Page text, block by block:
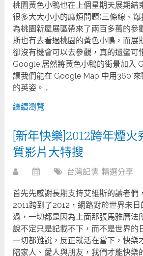
桃園黃色小鴨也在上個星期天展期結
很多大大小小的麻煩問題(三條線、
為桃園新屋展區帶來了兩百多萬的參
斯也有去看過桃園的黃色小鴨，而展
卻沒有機會可以去參觀，真的還蠻可
Google 居然將黃色小鴨的街景加入
讓我們能在 Google Map 中用360°
的英姿。...
繼續瀏覽
[新年快樂]2012跨年煙火
質影片大特搜
台灣記情,精選分享
首先先感謝長期支持艾維斯的讀者們
2011跨到了2012，網路對於世界未
過，一切都是因為上面那張馬雅曆法
說不定只是記載不下，而不是世界的
一切都難說，反正就活在當下，快樂
陪家人、愛人與朋友，我們才能快樂